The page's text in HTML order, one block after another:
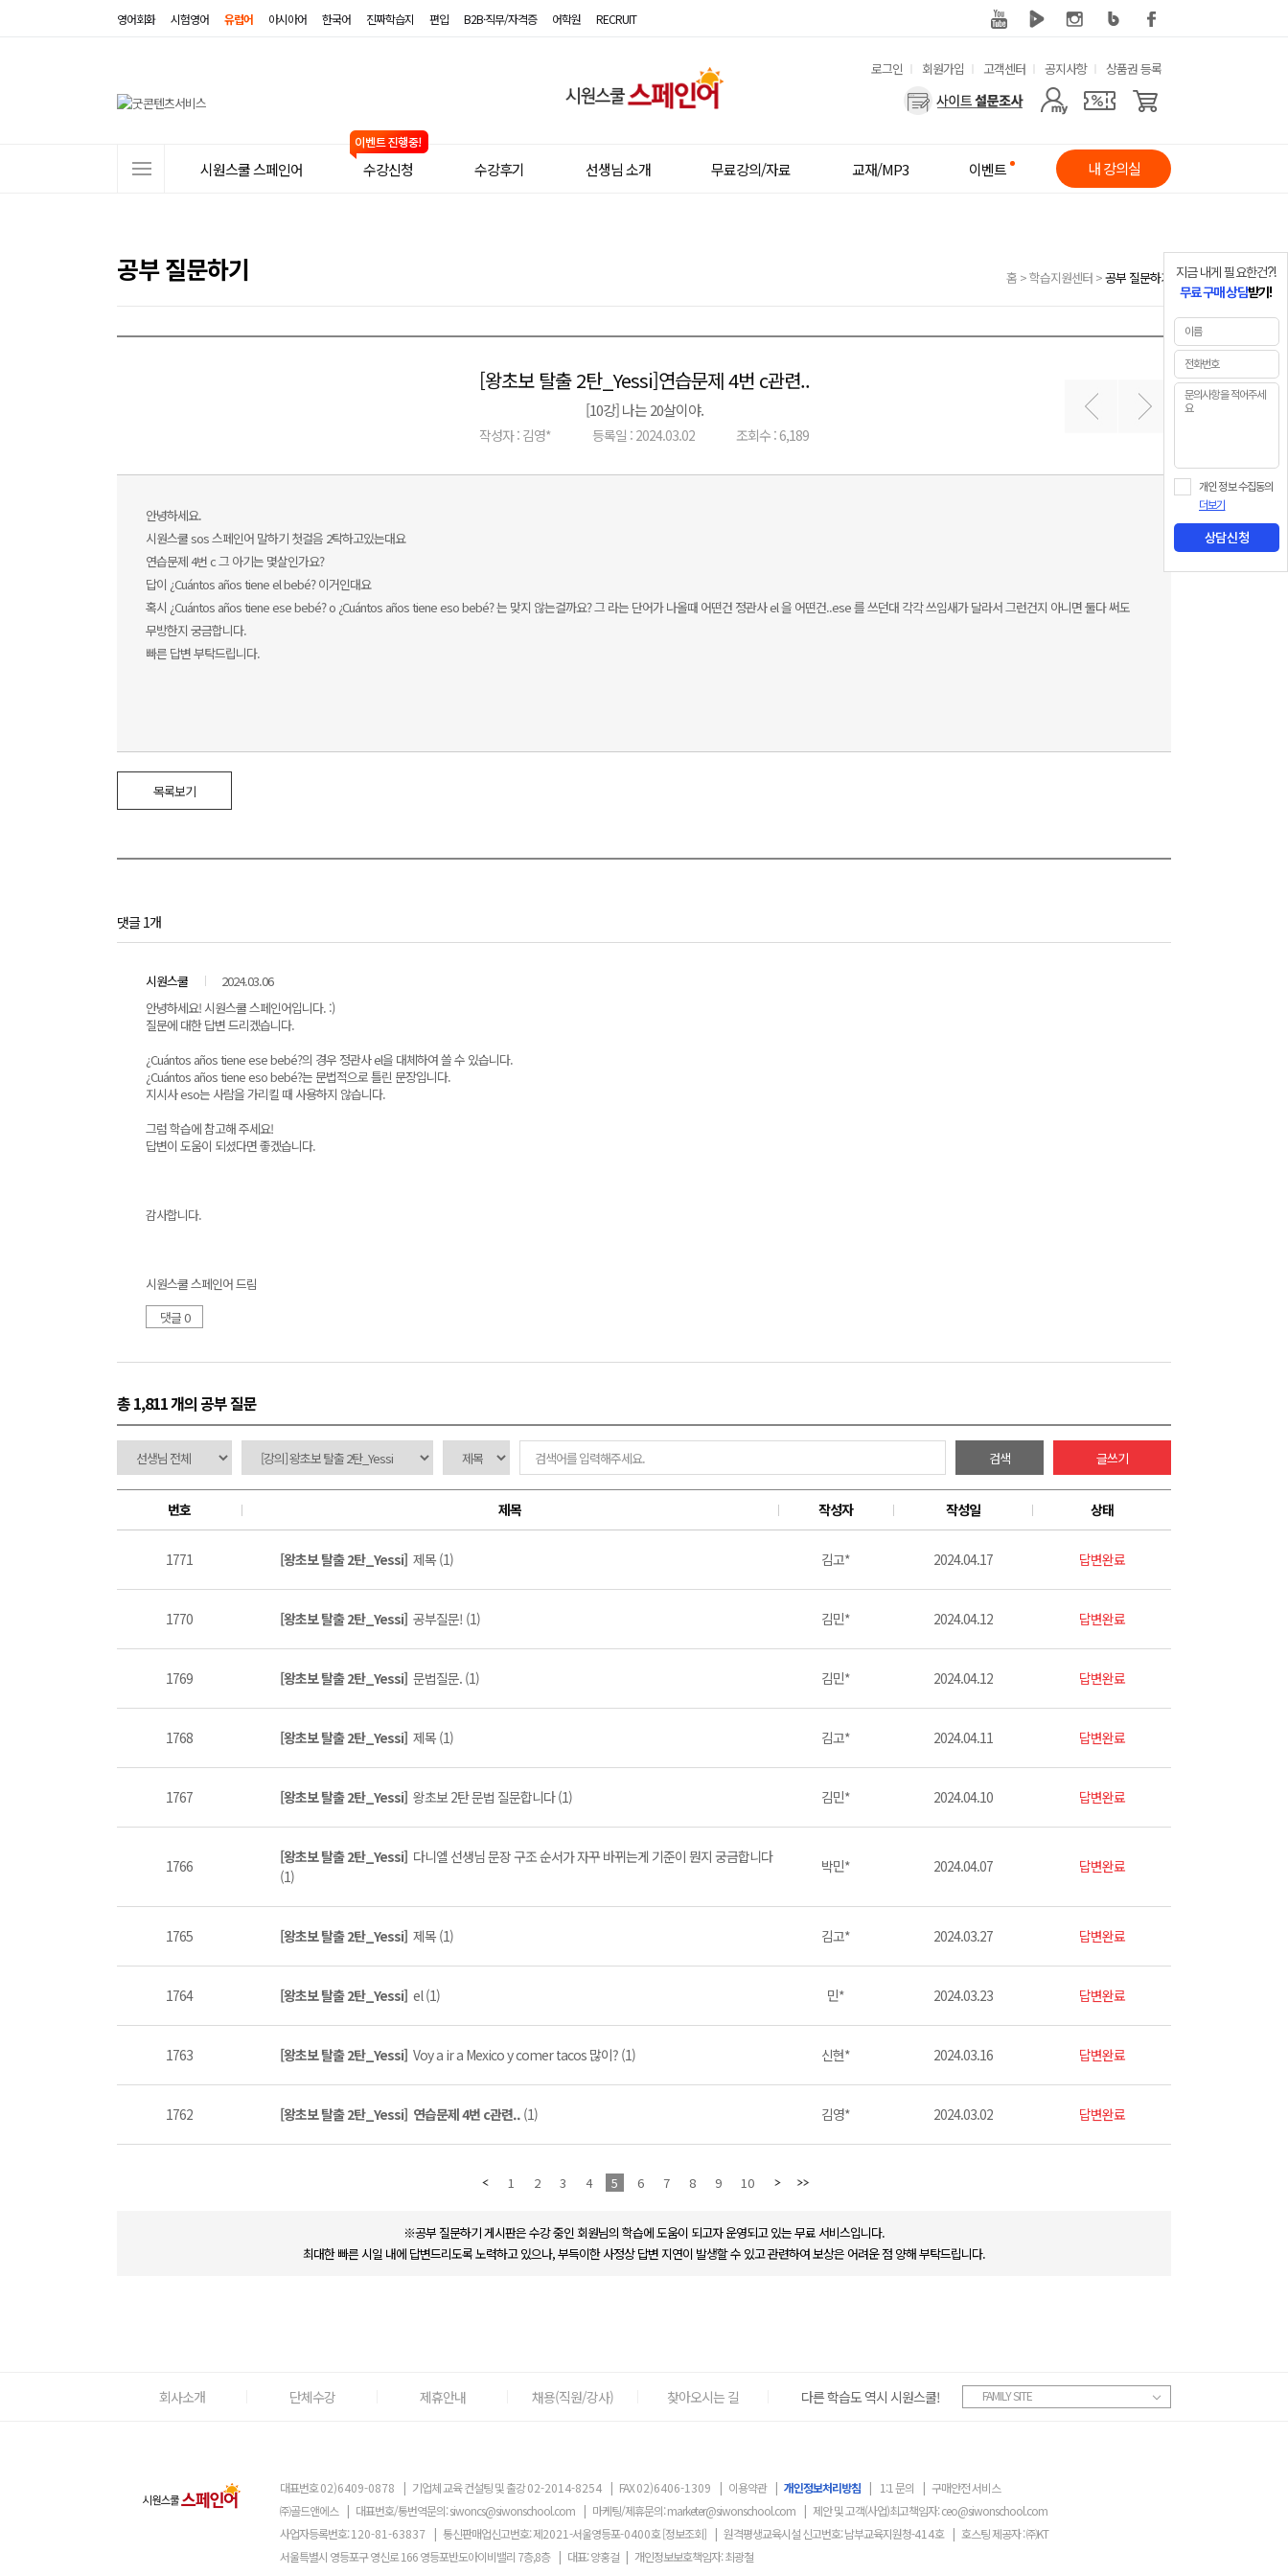
영어회화 시험영어 유럽어 아시아어 한국어 진짜학습지 편입 B2B·직무/자격증 어학원 RECRUIT
어
유
메
뉴
로그인 회원가입 고객센터 공지사항 상품권 등록
사
메
뉴
시원스쿨 스페인어 수강신청 수강후기 선생님 소개 무료강의/자료 교재/MP3 이벤트 내 강의실
공부 질문하기 홈 >학습지원센터 >공부 질문하기
[왕초보 탈출 2탄_Yessi]연습문제 4번 c관련..
[10강] 나는 20살이야.
작성자 : 김영* 등록일 : 2024.03.02 조회수 : 6,189
이전글 다음글
안녕하세요.
시원스쿨 sos 스페인어 말하기 첫걸음 2탁하고있는대요
연습문제 4번 c 그 아기는 몇살인가요?
답이 ¿Cuántos años tiene el bebé? 이거인대요
혹시 ¿Cuántos años tiene ese bebé? o ¿Cuántos años tiene eso bebé? 는 맞지 않는걸까요? 그 라는 단어가 나올때 어떤건 정관사 el 을 어떤건..ese 를 쓰던대 각각 쓰임새가 달라서 그런건지 아니면 둘다 써도
무방한지 궁금합니다.
빠른 답변 부탁드립니다.
목록보기
댓글 1개
시원스쿨
2024.03.06
안녕하세요! 시원스쿨 스페인어입니다. :)
질문에 대한 답변 드리겠습니다.
¿Cuántos años tiene ese bebé?의 경우 정관사 el을 대체하여 쓸 수 있습니다.
¿Cuántos años tiene eso bebé?는 문법적으로 틀린 문장입니다.
지시사 eso는 사람을 가리킬 때 사용하지 않습니다.
그럼 학습에 참고해 주세요!
답변이 도움이 되셨다면 좋겠습니다.
감사합니다.
시원스쿨 스페인어 드림
댓글 0
총 1,811 개의 공부 질문
검색 글쓰기
번호 제목 작성자 작성일 상태
1771 [왕초보 탈출 2탄_Yessi] 제목 (1) 김고* 2024.04.17 답변완료
1770 [왕초보 탈출 2탄_Yessi] 공부질문! (1) 김민* 2024.04.12 답변완료
1769 [왕초보 탈출 2탄_Yessi] 문법질문. (1) 김민* 2024.04.12 답변완료
1768 [왕초보 탈출 2탄_Yessi] 제목 (1) 김고* 2024.04.11 답변완료
1767 [왕초보 탈출 2탄_Yessi] 왕초보 2탄 문법 질문합니다 (1) 김민* 2024.04.10 답변완료
1766 [왕초보 탈출 2탄_Yessi] 다니엘 선생님 문장 구조 순서가 자꾸 바뀌는게 기준이 뭔지 궁금합니다
(1)
박민* 2024.04.07 답변완료
1765 [왕초보 탈출 2탄_Yessi] 제목 (1) 김고* 2024.03.27 답변완료
1764 [왕초보 탈출 2탄_Yessi] el (1) 민* 2024.03.23 답변완료
1763 [왕초보 탈출 2탄_Yessi] Voy a ir a Mexico y comer tacos 많이? (1) 신현* 2024.03.16 답변완료
1762 [왕초보 탈출 2탄_Yessi] 연습문제 4번 c관련.. (1) 김영* 2024.03.02 답변완료
1 2 3 4 5 6 7 8 9 10
※공부 질문하기 게시판은 수강 중인 회원님의 학습에 도움이 되고자 운영되고 있는 무료 서비스입니다.
최대한 빠른 시일 내에 답변드리도록 노력하고 있으나, 부득이한 사정상 답변 지연이 발생할 수 있고 관련하여 보상은 어려운 점 양해 부탁드립니다.
회사소개 단체수강 제휴안내 채용(직원/강사) 찾아오시는 길 다른 학습도 역시 시원스쿨! FAMILY SITE
대표번호02)6409-0878 | 기업체 교육 컨설팅 및 출강02-2014-8254 | FAX02)6406-1309 | 이용약관 | 개인정보처리방침 | 1:1 문의 | 구매안전 서비스
㈜골드앤에스 | 대표번호/통번역문의:siwoncs@siwonschool.com | 마케팅/제휴문의:marketer@siwonschool.com | 제안 및 고객(사업)최고책임자:ceo@siwonschool.com
사업자등록번호:120-81-63837 | 통신판매업신고번호: 제2021-서울영등포-0400호[정보조회] | 원격평생교육시설 신고번호: 남부교육지원청-414호 | 호스팅 제공자 : ㈜KT
서울특별시 영등포구 영신로 166 영등포반도아이비밸리 7층,8층 | 대표: 양홍걸 | 개인정보보호책임자: 최광철
지금 내게 필요한건?!
무료 구매 상담받기!
개인 정보 수집동의
더보기
상담신청